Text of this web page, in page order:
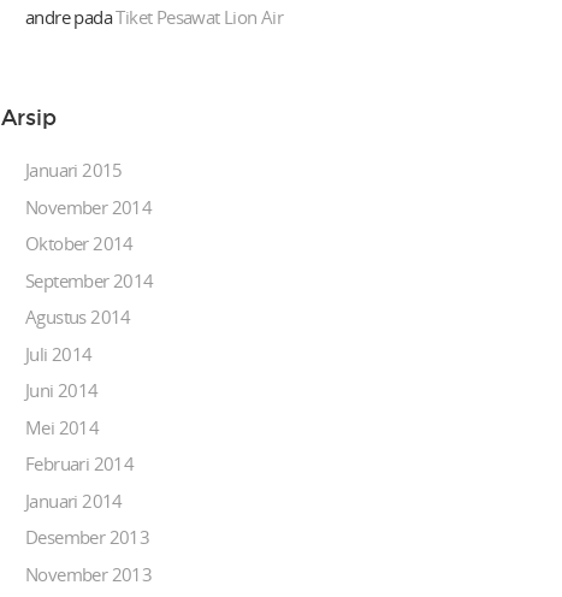
andrepadaTiket Pesawat Lion Air
Arsip
Januari 2015
November 2014
Oktober 2014
September 2014
Agustus 2014
Juli 2014
Juni 2014
Mei 2014
Februari 2014
Januari 2014
Desember 2013
November 2013